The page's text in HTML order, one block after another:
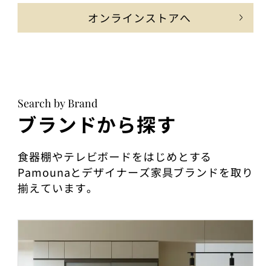
オンラインストアへ
Search by Brand
ブランドから探す
食器棚やテレビボードをはじめとする
Pamounaとデザイナーズ家具ブランドを取り
揃えています。